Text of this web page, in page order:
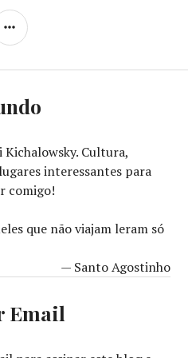
LATERAL
Cultura,
interessantes para
comigo!
que não viajam leram só
— Santo Agostinho
Email